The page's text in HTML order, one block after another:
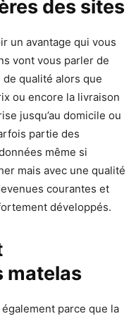
des sites
un avantage qui vous
vont vous parler de
qualité alors que
ou encore la livraison
jusqu’au domicile ou
partie des
même si
mais avec une qualité
courantes et
développés.
matelas
également parce que la